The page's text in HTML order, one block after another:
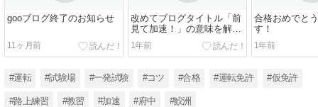
gooブログ終了のお知らせ
11ヶ月前
改めてブログタイトル「前
見て加速！」の意味を解説
します
1年前
合格おめでと
す！
1年前
#運転 #試験場 #一発試験 #コツ #合格 #運転免許 #仮免許
#路上練習 #教習 #加速 #府中 #鮫洲